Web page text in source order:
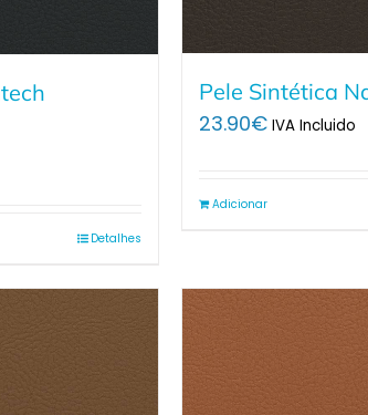
Detalhes
Pele Sintética
23.90€ IVA Incluido
Adicionar